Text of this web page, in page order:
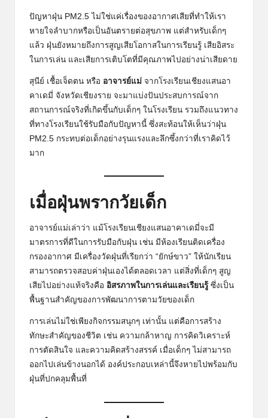
ปัญหาฝุ่น PM2.5 ไม่ใช่แค่เรื่องของอากาศเสียที่ทำให้เรา
หายใจลำบากหรือเป็นอันตรายต่อสุขภาพ แต่สำหรับเด็กๆ
แล้ว ฝุ่นยังหมายถึงการสูญเสียโอกาสในการเรียนรู้ เสียอิสระ
ในการเล่น และเสียการเติบโตที่มีคุณภาพไปอย่างน่าเสียดาย
สุนีย์ เชื้อเจ็ดตน หรือ อาจารย์แม่ จากโรงเรียนเชียงแสนอา
คาเดมี่ จังหวัดเชียงราย จะมาแบ่งปันประสบการณ์จาก
สถานการณ์จริงที่เกิดขึ้นกับเด็กๆ ในโรงเรียน รวมถึงแนวทาง
ที่ทางโรงเรียนใช้รับมือกับปัญหานี้ ซึ่งสะท้อนให้เห็นว่าฝุ่น
PM2.5 กระทบต่อเด็กอย่างรุนแรงและลึกซึ้งกว่าที่เราคิดไว้
มาก
เมื่อฝุ่นพรากวัยเด็ก
อาจารย์แม่เล่าว่า แม้โรงเรียนเชียงแสนอาคาเดมี่จะมี
มาตรการที่ดีในการรับมือกับฝุ่น เช่น มีห้องเรียนติดเครื่อง
กรองอากาศ มีเครื่องวัดฝุ่นที่เรียกว่า “ยักษ์ขาว” ให้นักเรียน
สามารถตรวจสอบค่าฝุ่นเองได้ตลอดเวลา แต่สิ่งที่เด็กๆ สูญ
เสียไปอย่างแท้จริงคือ อิสรภาพในการเล่นและเรียนรู้ซึ่งเป็น
พื้นฐานสำคัญของการพัฒนาการตามวัยของเด็ก
การเล่นไม่ใช่เพียงกิจกรรมสนุกๆ เท่านั้น แต่คือการสร้าง
ทักษะสำคัญของชีวิต เช่น ความกล้าหาญ การคิดวิเคราะห์
การตัดสินใจ และความคิดสร้างสรรค์ เมื่อเด็กๆ ไม่สามารถ
ออกไปเล่นข้างนอกได้ องค์ประกอบเหล่านี้จึงหายไปพร้อมกับ
ฝุ่นที่ปกคลุมพื้นที่